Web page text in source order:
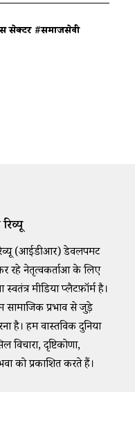
सेक्टर #समाजसेवी
(आईडीआर) डेवलपमेंट
रहे नेतृत्वकर्ताओं के लिए
मीडिया प्लैटफ़ॉर्म है।
सामाजिक प्रभाव से जुड़े
है। हम वास्तविक दुनिया
दृष्टिकोणों,
को प्रकाशित करते हैं।